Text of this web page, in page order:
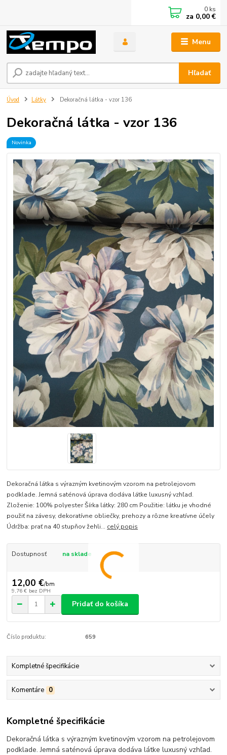
Menu
Hľadať
0 ks
za 0,00 €
Úvod Látky Dekoračná látka - vzor 136
Dekoračná látka - vzor 136
Novinka
Dekoračná látka s výrazným kvetinovým vzorom na petrolejovom
podklade. Jemná saténová úprava dodáva látke luxusný vzhľad.
Zloženie: 100% polyester Šírka látky: 280 cm Použitie: látku je vhodné
použiť na závesy, dekoratívne obliečky, prehozy a rôzne kreatívne účely
Údržba: prať na 40 stupňov žehli... celý popis
Dostupnosť na sklade
12,00 €/bm
9,76 € bez DPH
Pridať do košíka
Číslo produktu: 659
Kompletné špecifikácie
Komentáre 0
Kompletné špecifikácie
Dekoračná látka s výrazným kvetinovým vzorom na petrolejovom
podklade. Jemná saténová úprava dodáva látke luxusný vzhľad.